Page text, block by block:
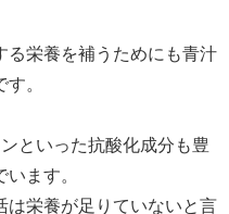
る栄養を補うためにも青汁
。
といった抗酸化成分も豊
ます。
は栄養が足りていないと言